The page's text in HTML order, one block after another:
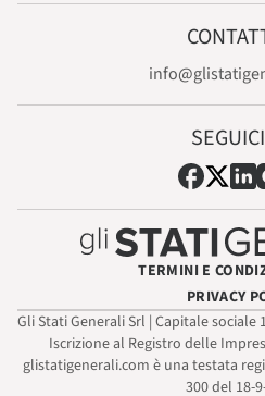
TERMINI E
PRIVACY
Gli Stati Generali Srl | Capitale sociale
Iscrizione al Registro delle
glistatigenerali.com è una testata
300 del 18-